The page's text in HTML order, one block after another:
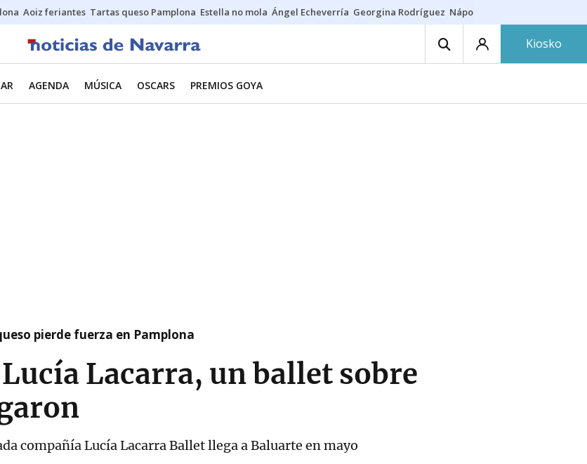
Aoiz feriantes Tartas queso Pamplona Estella no mola Ángel Echeverría Georgina Rodríguez Nápoles - Osasuna
Kiosko
AGENDA MÚSICA OSCARS PREMIOS GOYA
pierde fuerza en Pamplona
Lucía Lacarra, un ballet sobre
compañía Lucía Lacarra Ballet llega a Baluarte en mayo